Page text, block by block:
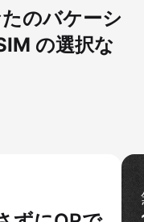
のバケーシ
の選択な